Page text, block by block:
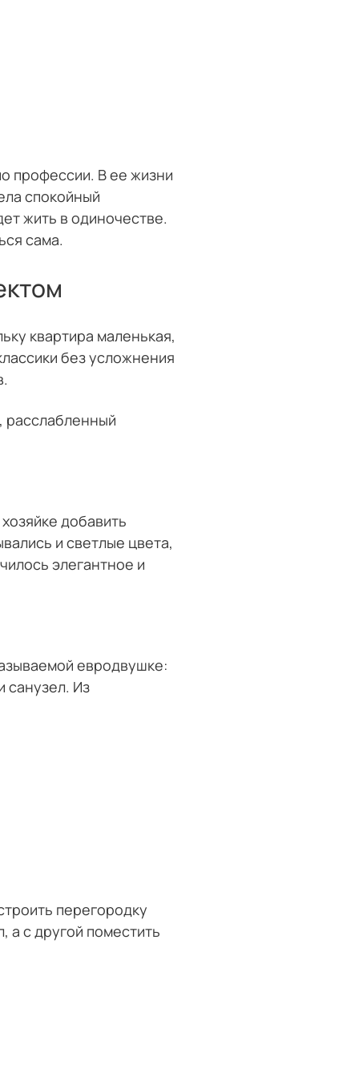
профессии. В ее жизни
спокойный
жить в одиночестве.
сама.
квартира маленькая,
без усложнения
расслабленный
добавить
и светлые цвета,
элегантное и
евродвушке:
санузел. Из
перегородку
а с другой поместить